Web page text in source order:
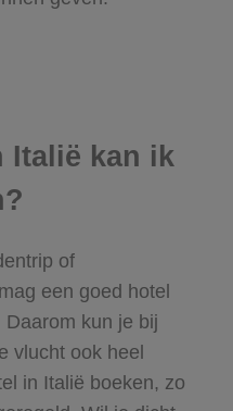
Italië kan ik
of
een goed hotel
kun je bij
vlucht ook heel
in Italië boeken, zo